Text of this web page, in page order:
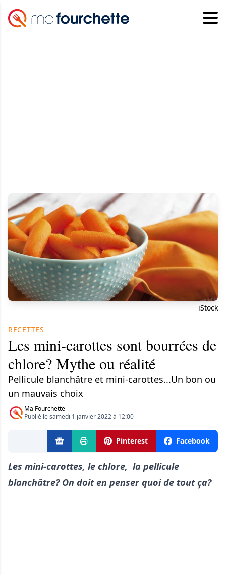
iStock
RECETTES
Les mini-carottes sont bourrées de
chlore? Mythe ou réalité
Pellicule blanchâtre et mini-carottes...Un bon ou
un mauvais choix
Ma Fourchette
Publié le samedi 1 janvier 2022 à 12:00
Pinterest Facebook
Les mini-carottes, le chlore, la pellicule
blanchâtre? On doit en penser quoi de tout ça?